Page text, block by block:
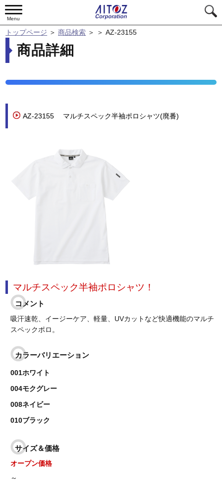
Menu
トップページ ＞商品検索 ＞ ＞AZ-23155
商品詳細
AZ-23155 マルチスペック半袖ポロシャツ(廃番)
マルチスペック半袖ポロシャツ！
コメント
吸汗速乾、イージーケア、軽量、UVカットなど快適機能のマルチ
スペックポロ。
カラーバリエーション
001ホワイト
004モクグレー
008ネイビー
010ブラック
サイズ＆価格
オープン価格
～